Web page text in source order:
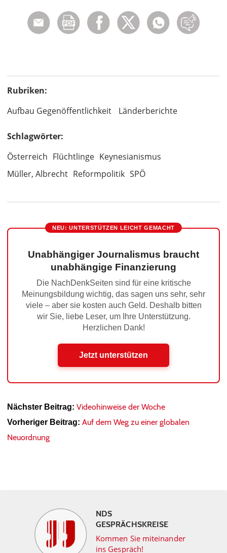
Rubriken:
Aufbau Gegenöffentlichkeit
Länderberichte
Schlagwörter:
Österreich Flüchtlinge Keynesianismus
Müller, Albrecht Reformpolitik SPÖ
NEU: UNTERSTÜTZEN LEICHT GEMACHT
Unabhängiger Journalismus braucht
unabhängige Finanzierung
Die NachDenkSeiten sind für eine kritische
Meinungsbildung wichtig, das sagen uns sehr, sehr
viele – aber sie kosten auch Geld. Deshalb bitten
wir Sie, liebe Leser, um Ihre Unterstützung.
Herzlichen Dank!
Jetzt unterstützen
Nächster Beitrag: Videohinweise der Woche
Vorheriger Beitrag: Auf dem Weg zu einer globalen
Neuordnung
NDS
GESPRÄCHSKREISE
Kommen Sie miteinander
ins Gespräch!